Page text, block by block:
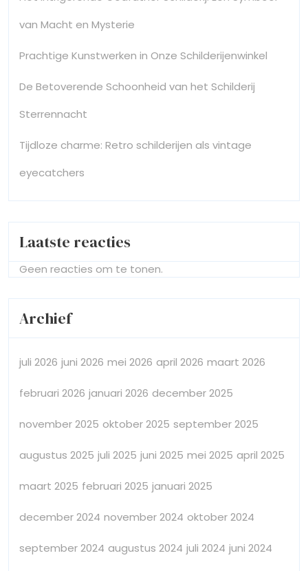
van Macht en Mysterie
Prachtige Kunstwerken in Onze Schilderijenwinkel
De Betoverende Schoonheid van het Schilderij
Sterrennacht
Tijdloze charme: Retro schilderijen als vintage
eyecatchers
Laatste reacties
Geen reacties om te tonen.
Archief
juli 2026 juni 2026 mei 2026 april 2026 maart 2026
februari 2026 januari 2026 december 2025
november 2025 oktober 2025 september 2025
augustus 2025 juli 2025 juni 2025 mei 2025 april 2025
maart 2025 februari 2025 januari 2025
december 2024 november 2024 oktober 2024
september 2024 augustus 2024 juli 2024 juni 2024